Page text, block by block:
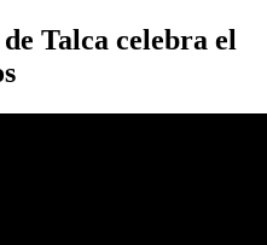
Talca celebra el